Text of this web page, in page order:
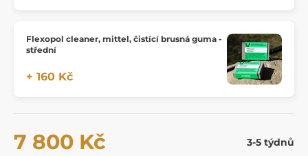
Flexopol cleaner, mittel, čistící brusná guma -
střední
+ 160 Kč
7 800 Kč 3-5 týdnů